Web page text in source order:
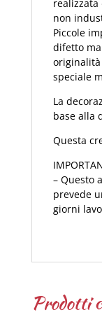
non
Piccole
difetto
speciale
La
base alla
Questa
– Questo
prevede
giorni
Prodotti